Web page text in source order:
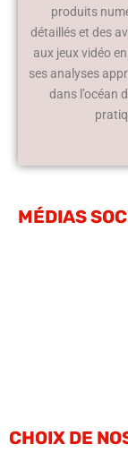
produits
détaillés et des
aux jeux vidéo
ses analyses
dans l’océan
MÉDIAS
CHOIX DE